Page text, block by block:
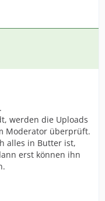
werden die Uploads
Moderator überprüft.
alles in Butter ist,
erst können ihn